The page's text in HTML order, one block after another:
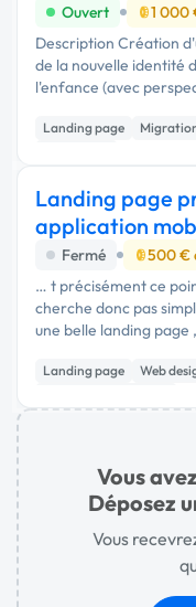
Ouvert 1 000
Description Création
de la nouvelle identité
l'enfance (avec
internet) Nous
…Landing page
Landing page
application
Fermé 500 €
… t précisément ce
cherche donc pas
une belle landing page
d'analyser tout le
Landing page
Web
Vous
Déposez
Vous